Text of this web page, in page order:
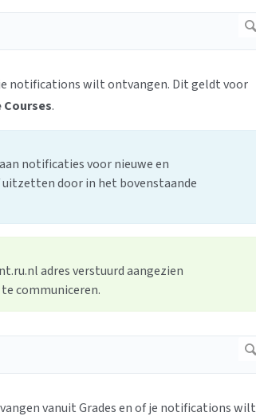
notifications wilt ontvangen. Dit geldt voor
Courses.
notificaties voor nieuwe en
door in het bovenstaande
adres verstuurd aangezien
communiceren.
vanuit Grades en of je notifications wilt